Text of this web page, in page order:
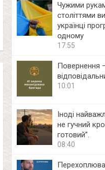
Чужими
століттями
українці
одному
17:55
Повернення
10:01
Іноді
не гучний
готовий”.
08:40